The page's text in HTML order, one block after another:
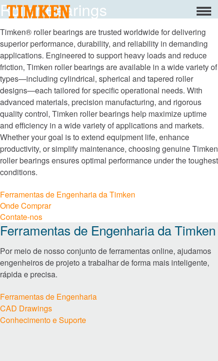
Menu
Sobre
Responsabilidade social corporativa
Pessoas
Planeta
Produto
portfólio
Produtos
Inovação
carreiras
Ferramentas de engenharia
Roller Bearings
Timken® roller bearings are trusted worldwide for delivering
superior performance, durability, and reliability in demanding
applications. Engineered to support heavy loads and reduce
friction, Timken roller bearings are available in a wide variety of
types—including cylindrical, spherical and tapered roller
designs—each tailored for specific operational needs. With
advanced materials, precision manufacturing, and rigorous
quality control, Timken roller bearings help maximize uptime
and efficiency in a wide variety of applications and markets.
Whether your goal is to extend equipment life, enhance
productivity, or simplify maintenance, choosing genuine Timken
roller bearings ensures optimal performance under the toughest
conditions.
Ferramentas de Engenharia da Timken
Onde Comprar
Contate-nos
Ferramentas de Engenharia da Timken
Por meio de nosso conjunto de ferramentas online, ajudamos
engenheiros de projeto a trabalhar de forma mais inteligente,
rápida e precisa.
Ferramentas de Engenharia
CAD Drawings
Conhecimento e Suporte